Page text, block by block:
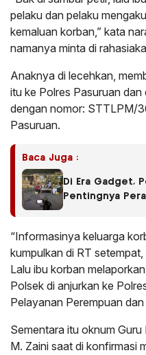
pelaku dan pelaku
kemaluan korban,” kata
namanya minta di
Anaknya di lecehkan,
itu ke Polres Pasuruan
dengan nomor: STTLPM/
Pasuruan.
Baca Juga :
Di Era Gadget,
Pentingnya
“Informasinya keluarga
kumpulkan di RT
Lalu ibu korban
Polsek di anjurkan ke
Pelayanan Perempuan
Sementara itu oknum
M. Zaini saat di konfirmasi